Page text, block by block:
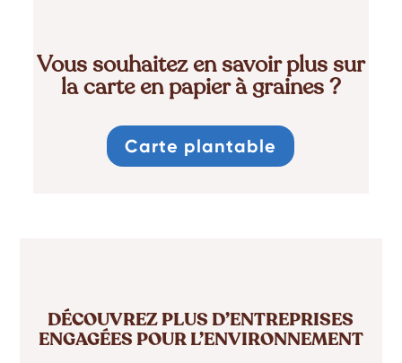
Vous souhaitez en savoir plus sur
la carte en papier à graines ?
Carte plantable
DÉCOUVREZ PLUS D’ENTREPRISES
ENGAGÉES POUR L’ENVIRONNEMENT